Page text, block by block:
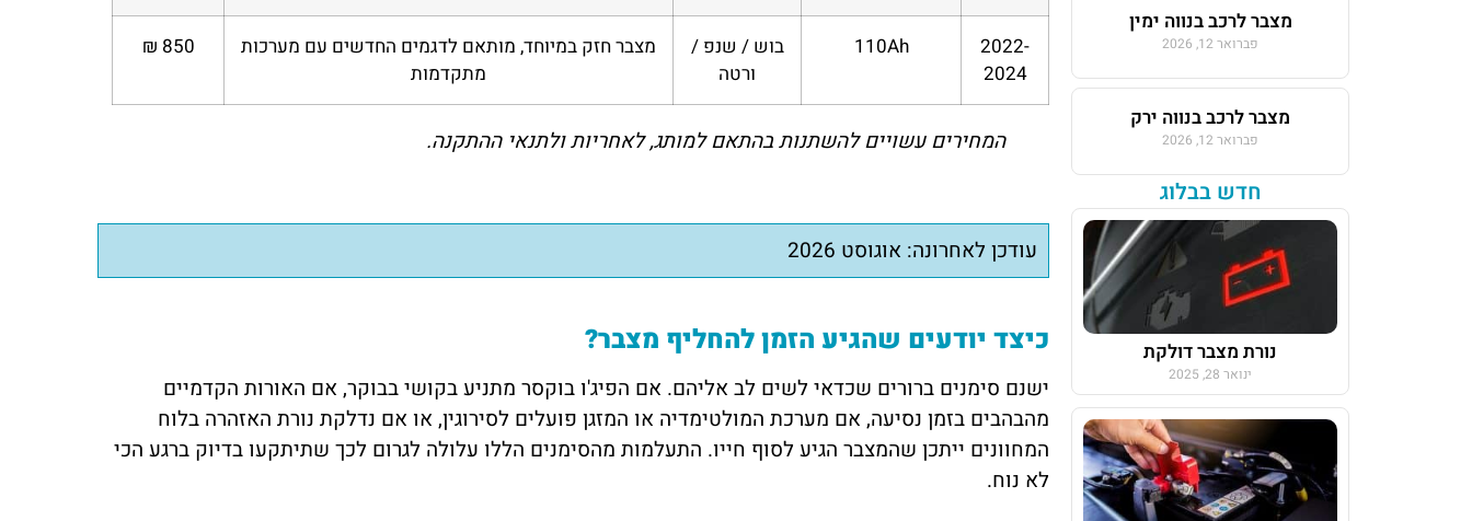
מצבר לרכב בנווה ימין
פברואר 12, 2026
מצבר לרכב בנווה ירק
פברואר 12, 2026
חדש בבלוג
נורת מצבר דולקת
ינואר 28, 2025
2022-
2024
110Ah
בוש / שנפ /
ורטה
מצבר חזק במיוחד, מותאם לדגמים החדשים עם מערכות
מתקדמות
850 ₪
המחירים עשויים להשתנות בהתאם למותג, לאחריות ולתנאי ההתקנה.
עודכן לאחרונה: אוגוסט 2026
כיצד יודעים שהגיע הזמן להחליף מצבר?
ישנם סימנים ברורים שכדאי לשים לב אליהם. אם הפיג'ו בוקסר מתניע בקושי בבוקר, אם האורות הקדמיים
מהבהבים בזמן נסיעה, אם מערכת המולטימדיה או המזגן פועלים לסירוגין, או אם נדלקת נורת האזהרה בלוח
המחוונים ייתכן שהמצבר הגיע לסוף חייו. התעלמות מהסימנים הללו עלולה לגרום לכך שתיתקעו בדיוק ברגע הכי
לא נוח.